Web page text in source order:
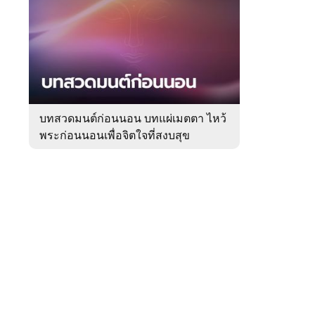
ของ
Sanook
ดูด
บทสวดมนต์ก่อนนอน บทแผ่เมตตา ไหว้
พระก่อนนอนเพื่อจิตใจที่สงบสุข